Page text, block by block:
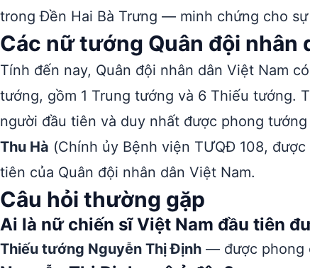
trong Đền Hai Bà Trưng — minh chứng cho
Các nữ tướng Quân đội nhân
Tính đến nay, Quân đội nhân dân Việt Nam có
tướng, gồm 1 Trung tướng và 6 Thiếu tướng.
người đầu tiên và duy nhất được phong
Thu Hà (Chính ủy Bệnh viện TƯQĐ 108,
tiên của Quân đội nhân dân Việt Nam.
Câu hỏi thường gặp
Ai là nữ chiến sĩ Việt Nam đầu tiên
Thiếu tướng Nguyễn Thị Định — được phong